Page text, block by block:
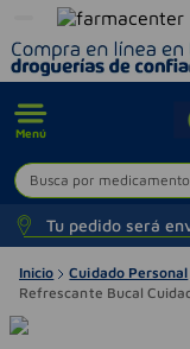
Menú
Busca por
Tu pedido será
Inicio Cuidado Personal
Refrescante Bucal